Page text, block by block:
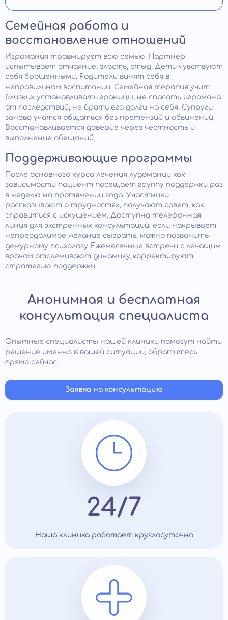
Семейная работа и
восстановление отношений
Игромания травмирует всю семью. Партнер
испытывает отчаяние, злость, стыд. Дети чувствуют
себя брошенными. Родители винят себя в
неправильном воспитании. Семейная терапия учит
близких устанавливать границы, не спасать игромана
от последствий, не брать его долги на себя. Супруги
заново учатся общаться без претензий и обвинений.
Восстанавливается доверие через честность и
выполнение обещаний.
Поддерживающие программы
После основного курса лечения лудомании как
зависимости пациент посещает группу поддержки раз
в неделю на протяжении года. Участники
рассказывают о трудностях, получают совет, как
справиться с искушением. Доступна телефонная
линия для экстренных консультаций: если накрывает
непреодолимое желание сыграть, можно позвонить
дежурному психологу. Ежемесячные встречи с лечащим
врачом отслеживают динамику, корректируют
стратегию поддержки.
Анонимная и бесплатная
консультация специалиста
Опытные специалисты нашей клиники помогут найти
решение именно в вашей ситуации, обратитесь
прямо сейчас!
Заявка на консультацию
24/7
Наша клиника работает круглосуточно